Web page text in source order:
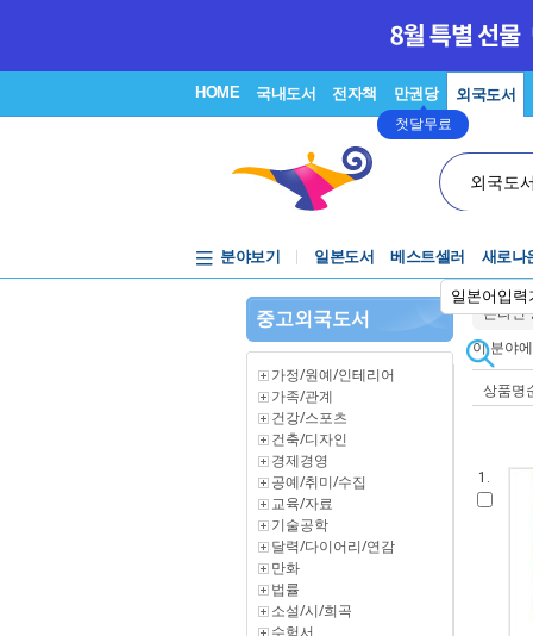
HOME 국내도서 전자책 만권당
첫달무료
외국도서
외국도
일본어입력
분야보기 일본도서 베스트셀러 새로나
중고외국도서
가정/원예/인테리어
가족/관계
건강/스포츠
건축/디자인
경제경영
공예/취미/수집
교육/자료
기술공학
달력/다이어리/연감
만화
법률
소설/시/희곡
수험서
온라인
이 분야
상품명
1.